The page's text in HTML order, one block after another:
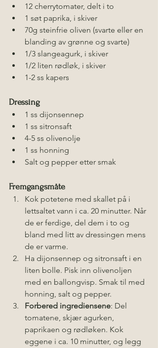
12 cherrytomater, delt i to
1 søt paprika, i skiver
70g steinfrie oliven (svarte eller en
blanding av grønne og svarte)
1/3 slangeagurk, i skiver
1/2 liten rødløk, i skiver
1-2 ss kapers
Dressing
1 ss dijonsennep
1 ss sitronsaft
4-5 ss olivenolje
1 ss honning
Salt og pepper etter smak
Fremgangsmåte
Kok potetene med skallet på i
lettsaltet vann i ca. 20 minutter. Når
de er ferdige, del dem i to og
bland med litt av dressingen mens
de er varme.
Ha dijonsennep og sitronsaft i en
liten bolle. Pisk inn olivenoljen
med en ballongvisp. Smak til med
honning, salt og pepper.
Forbered ingrediensene: Del
tomatene, skjær agurken,
paprikaen og rødløken. Kok
eggene i ca. 10 minutter, og legg